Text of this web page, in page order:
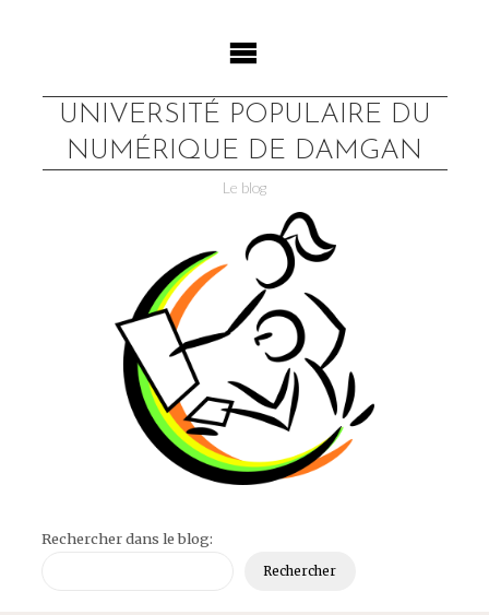
UNIVERSITÉ POPULAIRE DU
NUMÉRIQUE DE DAMGAN
Le blog
Rechercher dans le blog:
Rechercher